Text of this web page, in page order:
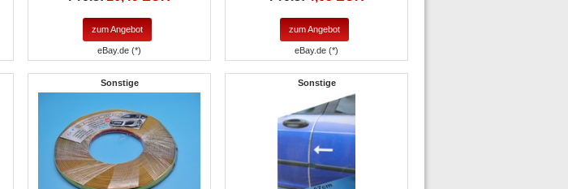
zum Angebot
eBay.de (*)
zum Angebot
eBay.de (*)
Sonstige Sonstige